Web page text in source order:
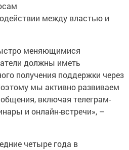
между властью и
меняющимися
должны иметь
получения поддержки через
мы активно развиваем
включая телеграм-
и онлайн-встречи», –
четыре года в